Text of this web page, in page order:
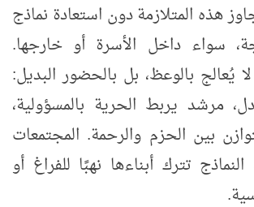
هذه المتلازمة دون استعادة نماذج
سواء داخل الأسرة أو خارجها.
يُعالج بالوعظ، بل بالحضور البديل:
مرشد يربط الحرية بالمسؤولية،
بين الحزم والرحمة. المجتمعات
تترك أبناءها نهبًا للفراغ أو